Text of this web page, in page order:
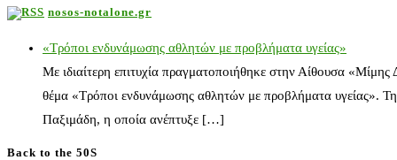
nosos-notalone.gr
«Τρόποι ενδυνάμωσης αθλητών με προβλήματα υγείας»
Με ιδιαίτερη επιτυχία πραγματοποιήθηκε στην Αίθουσα
θέμα «Τρόποι ενδυνάμωσης αθλητών με προβλήματα υγείας».
Παξιμάδη, η οποία ανέπτυξε […]
Back to the 50S